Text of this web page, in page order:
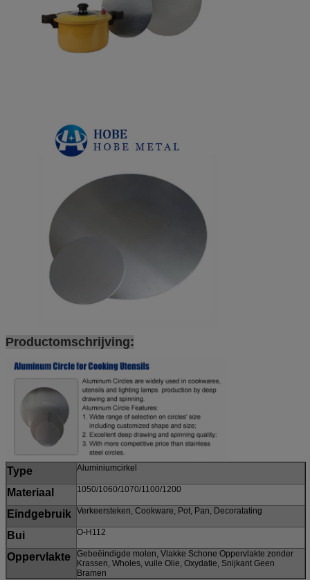
Productomschrijving:
Type Aluminiumcirkel
Materiaal 1050/1060/1070/1100/1200
Eindgebruik Verkeersteken, Cookware, Pot, Pan, Decoratating
Bui O-H112
Oppervlakte
Gebeëindigde molen, Vlakke Schone Oppervlakte zonder
Krassen, Wholes, vuile Olie, Oxydatie, Snijkant Geen
Bramen